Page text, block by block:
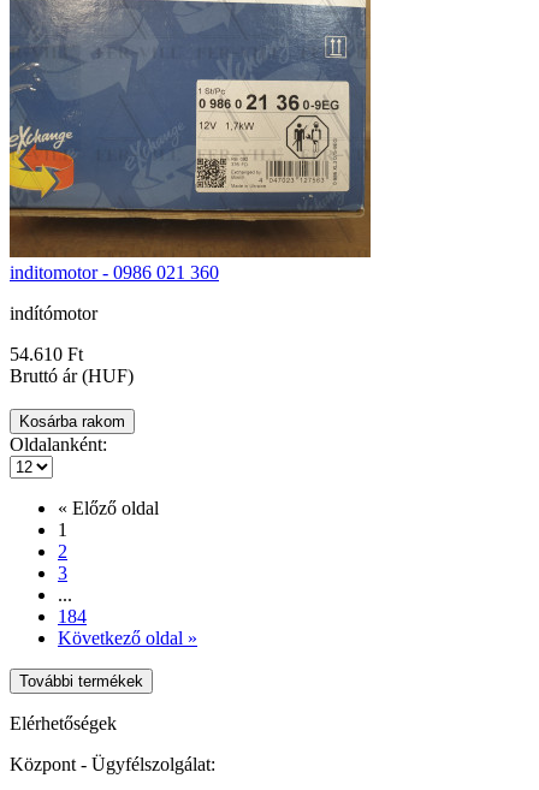
inditomotor - 0986 021 360
indítómotor
54.610 Ft
Bruttó ár (HUF)
Oldalanként:
« Előző oldal
1
2
3
...
184
Következő oldal »
További termékek
Elérhetőségek
Központ - Ügyfélszolgálat: